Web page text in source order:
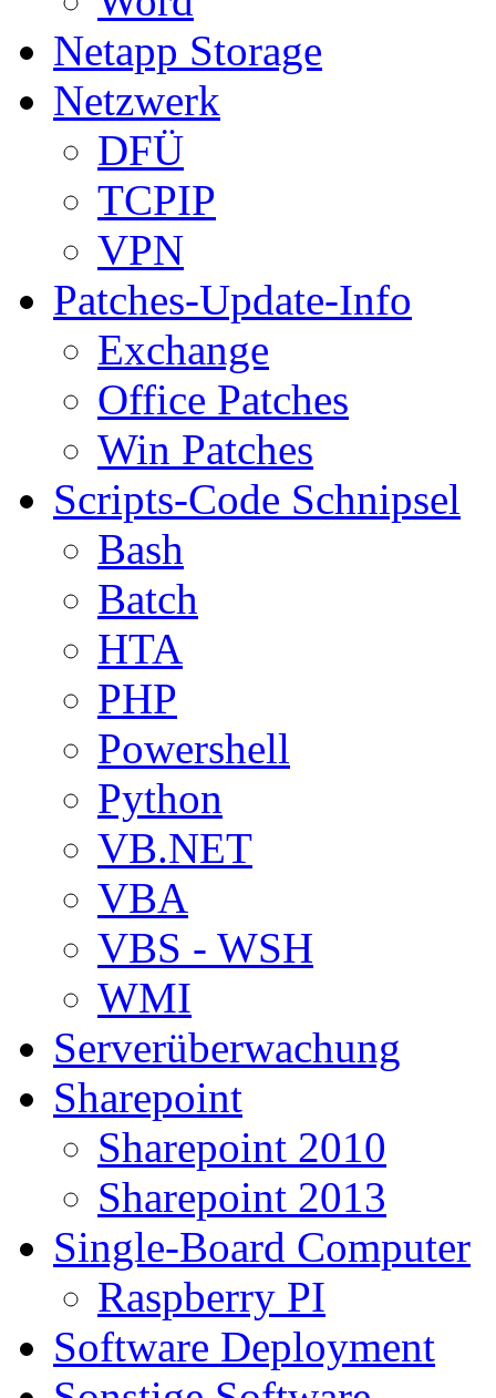
Netapp Storage
Netzwerk
DFÜ
TCPIP
VPN
Patches-Update-Info
Exchange
Office Patches
Win Patches
Scripts-Code Schnipsel
Bash
Batch
HTA
PHP
Powershell
Python
VB.NET
VBA
VBS - WSH
WMI
Serverüberwachung
Sharepoint
Sharepoint 2010
Sharepoint 2013
Single-Board Computer
Raspberry PI
Software Deployment